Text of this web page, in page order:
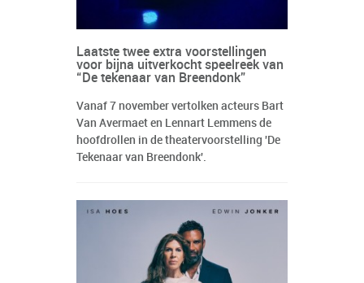
Laatste twee extra voorstellingen
voor bijna uitverkocht speelreek van
“De tekenaar van Breendonk”
Vanaf 7 november vertolken acteurs Bart
Van Avermaet en Lennart Lemmens de
hoofdrollen in de theatervoorstelling 'De
Tekenaar van Breendonk'.